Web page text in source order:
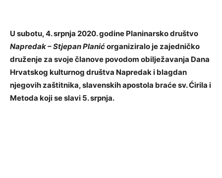
U subotu, 4. srpnja 2020. godine Planinarsko društvo
Napredak – Stjepan Planićorganiziralo je zajedničko
druženje za svoje članove povodom obilježavanja Dana
Hrvatskog kulturnog društva Napredak i blagdan
njegovih zaštitnika, slavenskih apostola braće sv. Ćirila i
Metoda koji se slavi 5. srpnja.